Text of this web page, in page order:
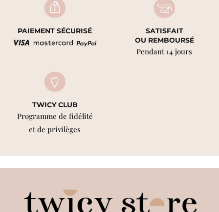
PAIEMENT SÉCURISÉ
SATISFAIT
OU REMBOURSÉ
Pendant 14 jours
TWICY CLUB
Programme de fidélité
et de privilèges